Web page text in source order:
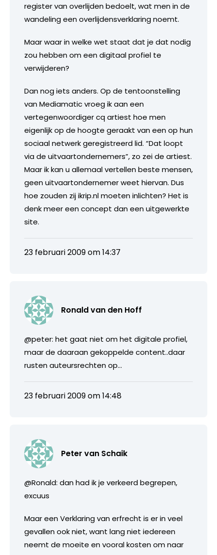
register van overlijden bedoelt, wat men in de
wandeling een overlijdensverklaring noemt.
Maar waar in welke wet staat dat je dat nodig
zou hebben om een digitaal profiel te
verwijderen?
Dan nog iets anders. Op de tentoonstelling
van Mediamatic vroeg ik aan een
vertegenwoordiger cq artiest hoe men
eigenlijk op de hoogte geraakt van een op hun
sociaal netwerk geregistreerd lid. “Dat loopt
via de uitvaartondernemers”, zo zei de artiest.
Maar ik kan u allemaal vertellen beste mensen,
geen uitvaartondernemer weet hiervan. Dus
hoe zouden zij ikrip.nl moeten inlichten? Het is
denk meer een concept dan een uitgewerkte
site.
23 februari 2009 om 14:37
Ronald van den Hoff
@peter: het gaat niet om het digitale profiel,
maar de daaraan gekoppelde content..daar
rusten auteursrechten op…
23 februari 2009 om 14:48
Peter van Schaik
@Ronald: dan had ik je verkeerd begrepen,
excuus
Maar een Verklaring van erfrecht is er in veel
gevallen ook niet, want lang niet iedereen
neemt de moeite en vooral kosten om naar